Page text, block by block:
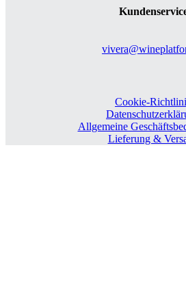
Cookie-
Allgemeine
Lieferung &